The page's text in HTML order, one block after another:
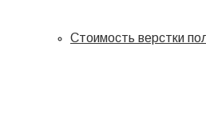
Стоимость верстки